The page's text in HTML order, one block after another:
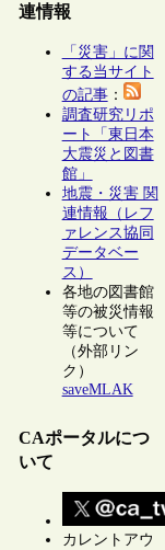
連情報
「災害」に関
する当サイト
の記事：
調査研究リポ
ート「東日本
大震災と図書
館」
地震・災害 関
連情報（レフ
ァレンス協同
データベー
ス）
各地の図書館
等の被災情報
等について
（外部リン
ク）
saveMLAK
CAポータルにつ
いて
カレントアウ